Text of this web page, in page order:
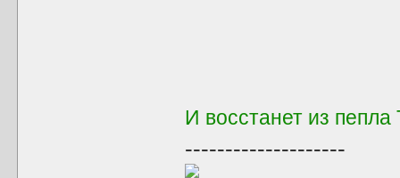
И восстанет из
--------------------